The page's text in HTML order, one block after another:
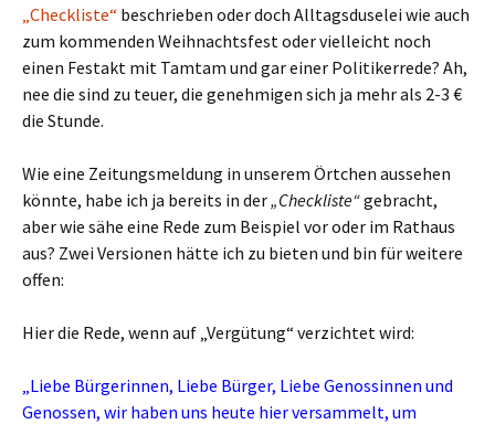
„Checkliste“ beschrieben oder doch Alltagsduselei wie auch
zum kommenden Weihnachtsfest oder vielleicht noch
einen Festakt mit Tamtam und gar einer Politikerrede? Ah,
nee die sind zu teuer, die genehmigen sich ja mehr als 2-3 €
die Stunde.
Wie eine Zeitungsmeldung in unserem Örtchen aussehen
könnte, habe ich ja bereits in der„Checkliste“gebracht,
aber wie sähe eine Rede zum Beispiel vor oder im Rathaus
aus? Zwei Versionen hätte ich zu bieten und bin für weitere
offen:
Hier die Rede, wenn auf „Vergütung“ verzichtet wird:
„Liebe Bürgerinnen, Liebe Bürger, Liebe Genossinnen und
Genossen, wir haben uns heute hier versammelt, um